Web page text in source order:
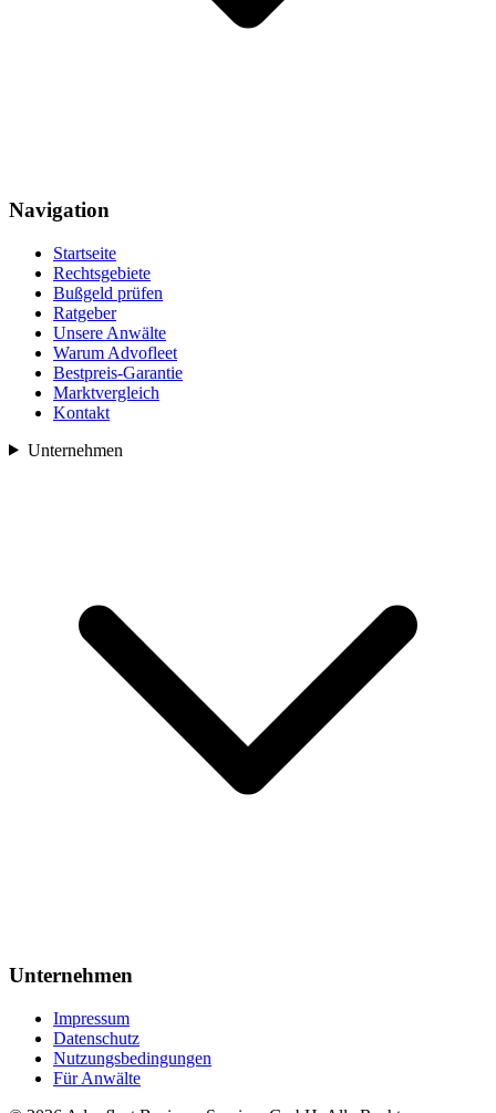
Navigation
Startseite
Rechtsgebiete
Bußgeld prüfen
Ratgeber
Unsere Anwälte
Warum Advofleet
Bestpreis-Garantie
Marktvergleich
Kontakt
Unternehmen
Unternehmen
Impressum
Datenschutz
Nutzungsbedingungen
Für Anwälte